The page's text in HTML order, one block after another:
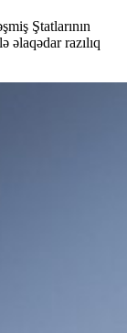
Ştatlarının
əlaqədar razılıq